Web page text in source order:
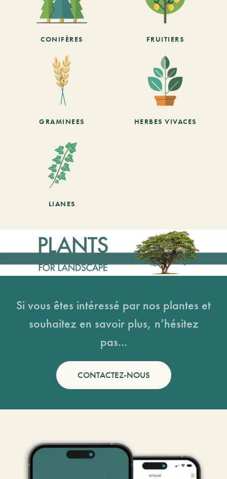
CONIFÈRES FRUITIERS
GRAMINEES HERBES VIVACES
LIANES
Si vous êtes intéressé par nos plantes et
souhaitez en savoir plus, n’hésitez
pas...
CONTACTEZ-NOUS